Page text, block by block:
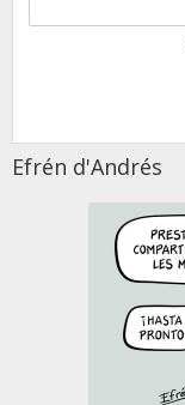
Efrén d'Andrés